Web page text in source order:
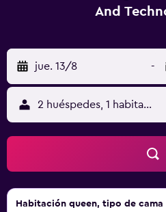
And
jue. 13/8 -
2 huéspedes, 1 habitación
Habitación queen, tipo de cama